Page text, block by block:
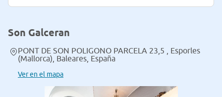
Son Galceran
PONT DE SON POLIGONO PARCELA 23,5 , Esporles
(Mallorca), Baleares, España
Ver en el mapa